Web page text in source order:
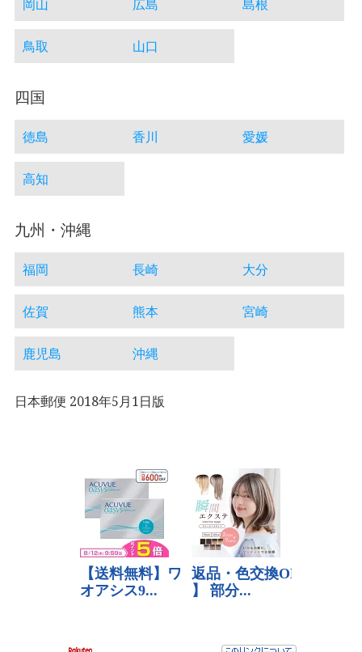
岡山 広島 島根
鳥取 山口
四国
徳島 香川 愛媛
高知
九州・沖縄
福岡 長崎 大分
佐賀 熊本 宮崎
鹿児島 沖縄
日本郵便 2018年5月1日版